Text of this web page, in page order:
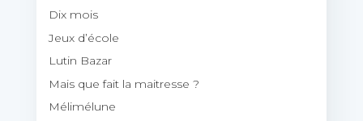
Dix mois
Jeux d’école
Lutin Bazar
Mais que fait la maitresse ?
Mélimélune